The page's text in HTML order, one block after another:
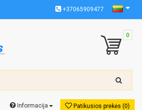
+37065909477
0
Patikusios prekės (0)
Informacija